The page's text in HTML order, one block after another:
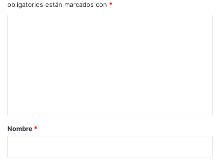
obligatorios están marcados con *
rNombre *